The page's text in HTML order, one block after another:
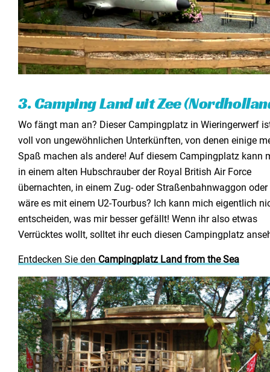
3. Camping Land uit Zee
Wo fängt man an? Dieser Campingplatz in Wieringerwerf
voll von ungewöhnlichen Unterkünften, von denen einige
Spaß machen als andere! Auf diesem Campingplatz kann
in einem alten Hubschrauber der Royal British Air Force
übernachten, in einem Zug- oder Straßenbahnwaggon oder
wäre es mit einem U2-Tourbus? Ich kann mich eigentlich
entscheiden, was mir besser gefällt! Wenn ihr also etwas
Verrücktes wollt, solltet ihr euch diesen Campingplatz
Entdecken Sie den Campingplatz Land from the Sea